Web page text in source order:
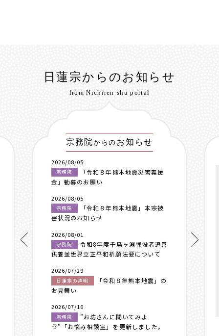
日蓮宗からのお知らせ
from Nichiren-shu portal
宗務院からのお知らせ
2026/08/05
宗務院
「令和８年熊本地震災害義援
金」勧募のお願い
2026/08/05
宗務院
「令和８年熊本地震」本宗被
害状況のお知らせ
2026/08/01
宗務院
令和8年度千鳥ヶ淵戦没者追善
供養並世界立正平和祈願法要について
2026/07/29
日蓮宗の声明
「令和８年熊本地震」の
お見舞い
2026/07/16
宗務院
”お坊さんに聞いてみよ
う”「お悩み相談室」を更新しました。